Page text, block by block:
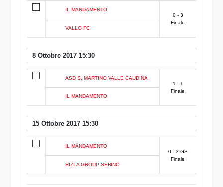
IL MANDAMENTO
VALLO FC
0 - 3
Finale
8 Ottobre 2017 15:30
ASD S. MARTINO VALLE CAUDINA
IL MANDAMENTO
1 - 1
Finale
15 Ottobre 2017 15:30
IL MANDAMENTO
RIZLA GROUP SERINO
0 - 3 GS
Finale